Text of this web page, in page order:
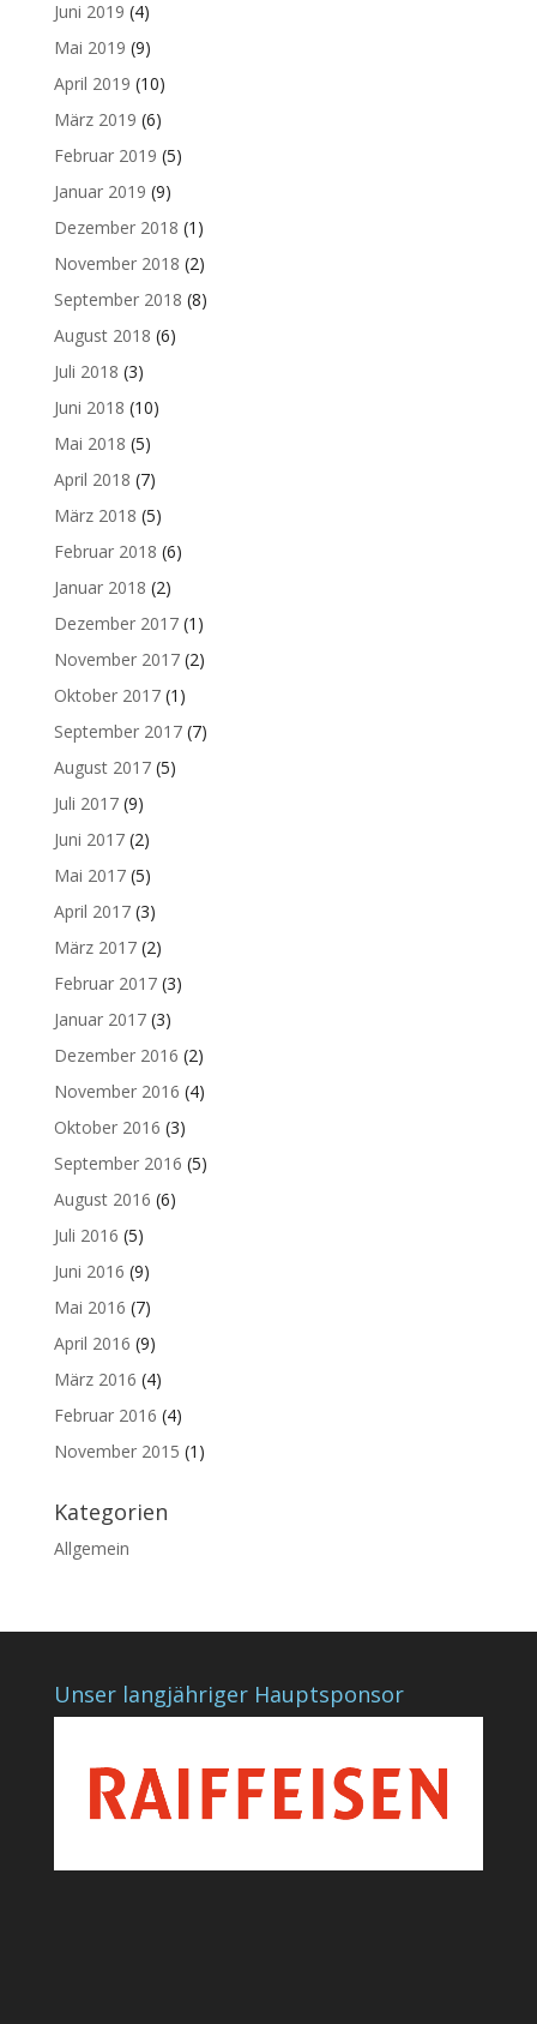
Juni 2019 (4)
Mai 2019 (9)
April 2019 (10)
März 2019 (6)
Februar 2019 (5)
Januar 2019 (9)
Dezember 2018 (1)
November 2018 (2)
September 2018 (8)
August 2018 (6)
Juli 2018 (3)
Juni 2018 (10)
Mai 2018 (5)
April 2018 (7)
März 2018 (5)
Februar 2018 (6)
Januar 2018 (2)
Dezember 2017(1)
November 2017(2)
Oktober 2017(1)
September 2017(7)
August 2017(5)
Juli 2017(9)
Juni 2017(2)
Mai 2017(5)
April 2017(3)
März 2017(2)
Februar 2017(3)
Januar 2017(3)
Dezember 2016 (2)
November 2016 (4)
Oktober 2016 (3)
September 2016 (5)
August 2016 (6)
Juli 2016 (5)
Juni 2016 (9)
Mai 2016 (7)
April 2016 (9)
März 2016 (4)
Februar 2016 (4)
November 2015 (1)
Kategorien
Allgemein
Unser langjähriger Hauptsponsor